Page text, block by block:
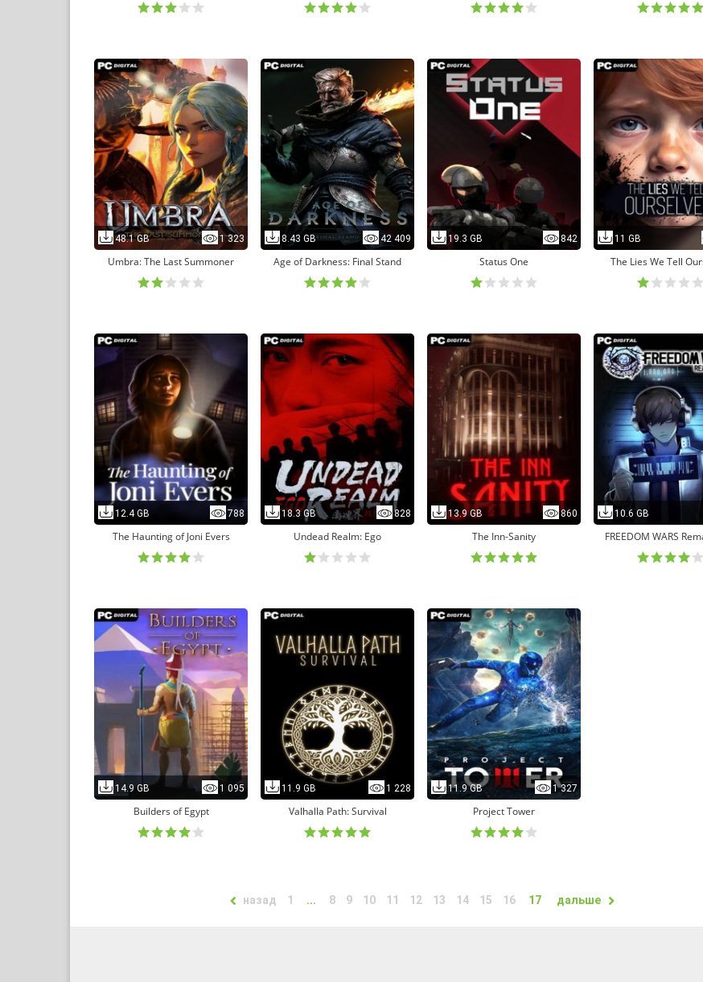
48.1 GB 1 323
Umbra: The Last Summoner
8.43 GB 42 409
Age of Darkness: Final Stand
19.3 GB 842
Status One
11 GB
The Lies We Tell
12.4 GB 788
The Haunting of Joni Evers
18.3 GB 828
Undead Realm: Ego
13.9 GB 860
The Inn-Sanity
10.6 GB
FREEDOM WARS
14.9 GB 1 095
Builders of Egypt
11.9 GB 1 228
Valhalla Path: Survival
11.9 GB 1 327
Project Tower
назад 1 ... 8 9 10 11 12 13 14 15 16 17 дальше